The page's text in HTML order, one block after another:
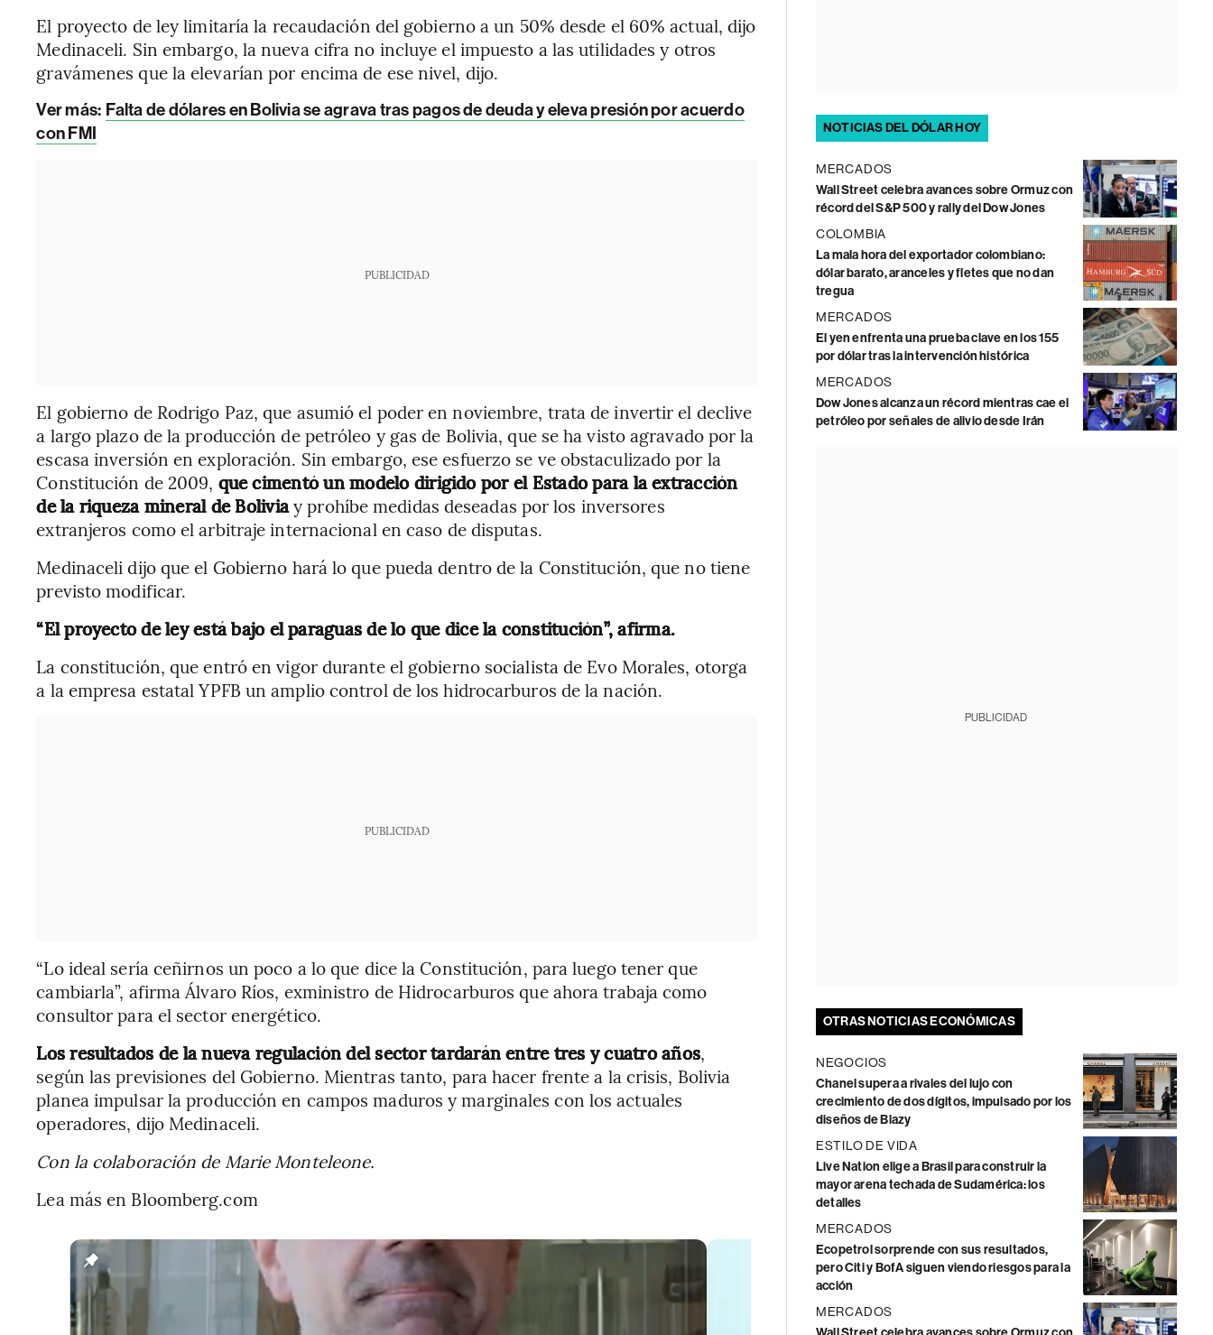
El proyecto de ley limitaría la recaudación del gobierno a un 50% desde el 60% actual, dijo
Medinaceli. Sin embargo, la nueva cifra no incluye el impuesto a las utilidades y otros
gravámenes que la elevarían por encima de ese nivel, dijo.
Ver más: Falta de dólares en Bolivia se agrava tras pagos de deuda y eleva presión por acuerdo
con FMI
PUBLICIDAD
El gobierno de Rodrigo Paz, que asumió el poder en noviembre, trata de invertir el declive
a largo plazo de la producción de petróleo y gas de Bolivia, que se ha visto agravado por la
escasa inversión en exploración. Sin embargo, ese esfuerzo se ve obstaculizado por la
Constitución de 2009, que cimentó un modelo dirigido por el Estado para la extracción
de la riqueza mineral de Boliviay prohíbe medidas deseadas por los inversores
extranjeros como el arbitraje internacional en caso de disputas.
Medinaceli dijo que el Gobierno hará lo que pueda dentro de la Constitución, que no tiene
previsto modificar.
“El proyecto de ley está bajo el paraguas de lo que dice la constitución”, afirma.
La constitución, que entró en vigor durante el gobierno socialista de Evo Morales, otorga
a la empresa estatal YPFB un amplio control de los hidrocarburos de la nación.
PUBLICIDAD
“Lo ideal sería ceñirnos un poco a lo que dice la Constitución, para luego tener que
cambiarla”, afirma Álvaro Ríos, exministro de Hidrocarburos que ahora trabaja como
consultor para el sector energético.
Los resultados de la nueva regulación del sector tardarán entre tres y cuatro años,
según las previsiones del Gobierno. Mientras tanto, para hacer frente a la crisis, Bolivia
planea impulsar la producción en campos maduros y marginales con los actuales
operadores, dijo Medinaceli.
Con la colaboración de Marie Monteleone.
Lea más en Bloomberg.com
NOTICIAS DEL DÓLAR HOY
MERCADOS
Wall Street celebra avances sobre Ormuz con
récord del S&P 500 y rally del Dow Jones
COLOMBIA
La mala hora del exportador colombiano:
dólar barato, aranceles y fletes que no dan
tregua
MERCADOS
El yen enfrenta una prueba clave en los 155
por dólar tras la intervención histórica
MERCADOS
Dow Jones alcanza un récord mientras cae el
petróleo por señales de alivio desde Irán
PUBLICIDAD
OTRAS NOTICIAS ECONÓMICAS
NEGOCIOS
Chanel supera a rivales del lujo con
crecimiento de dos dígitos, impulsado por los
diseños de Blazy
ESTILO DE VIDA
Live Nation elige a Brasil para construir la
mayor arena techada de Sudamérica: los
detalles
MERCADOS
Ecopetrol sorprende con sus resultados,
pero Citi y BofA siguen viendo riesgos para la
acción
MERCADOS